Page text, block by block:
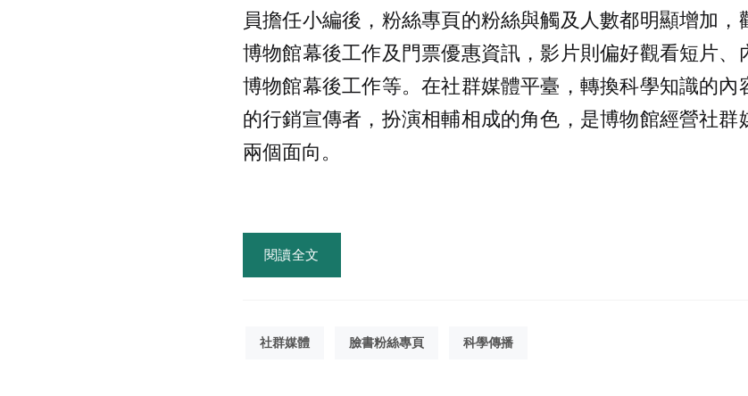
員擔任小編後，粉絲專頁的粉絲與觸及人數都明顯增加
博物館幕後工作及門票優惠資訊，影片則偏好觀看短片、
博物館幕後工作等。在社群媒體平臺，轉換科學知識的內
的行銷宣傳者，扮演相輔相成的角色，是博物館經營社
兩個面向。
閱讀全文
社群媒體 臉書粉絲專頁 科學傳播